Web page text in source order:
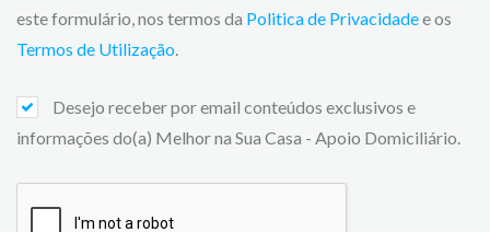
este formulário, nos termos da Politica de Privacidadee os
Termos de Utilização.
Desejo receber por email conteúdos exclusivos e
informações do(a) Melhor na Sua Casa - Apoio Domiciliário.